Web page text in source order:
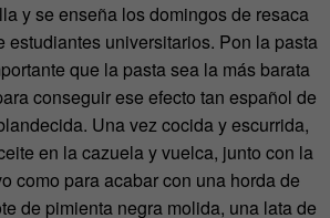
y se enseña los domingos de resaca
estudiantes universitarios. Pon la pasta
que la pasta sea la más barata
conseguir ese efecto tan español de
Una vez cocida y escurrida,
en la cazuela y vuelca, junto con la
como para acabar con una horda de
de pimienta negra molida, una lata de